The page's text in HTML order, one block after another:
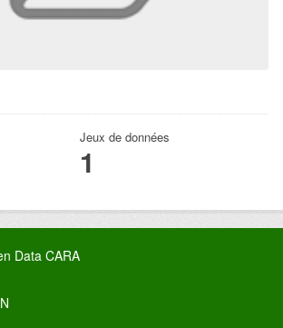
Jeux de données
1
Data CARA